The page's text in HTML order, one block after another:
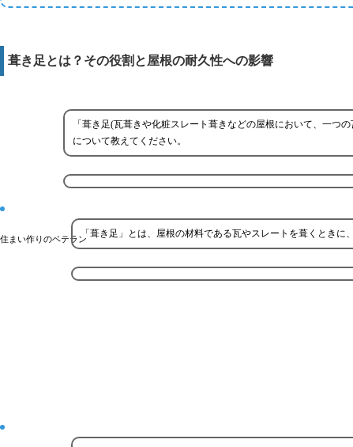
葺き足とは？その役割と屋根の耐久性への影響
「葺き足(瓦葺きや化粧スレート葺きなどの屋根において、一つ
について教えてください。
住まい作りのベテラン「葺き足」とは、屋根の材料である瓦やスレートを葺くとき